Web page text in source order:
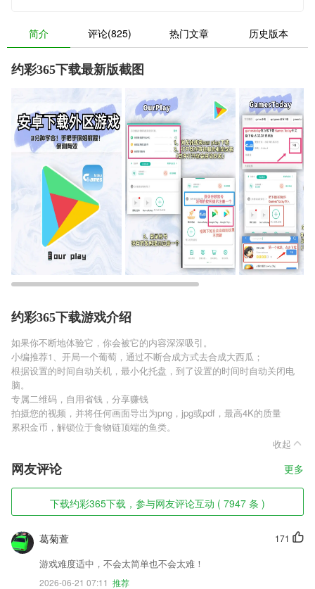
简介 评论(825) 热门文章 历史版本
约彩365下载最新版截图
约彩365下载游戏介绍
如果你不断地体验它，你会被它的内容深深吸引。
小编推荐1、开局一个葡萄，通过不断合成方式去合成大西瓜；
根据设置的时间自动关机，最小化托盘，到了设置的时间时自动关闭电
脑。
专属二维码，自用省钱，分享赚钱
拍摄您的视频，并将任何画面导出为png，jpg或pdf，最高4K的质量
累积金币，解锁位于食物链顶端的鱼类。
收起
网友评论 更多
下载约彩365下载，参与网友评论互动 ( 7947 条 )
171
葛菊萱
游戏难度适中，不会太简单也不会太难！
2026-06-21 07:11 推荐